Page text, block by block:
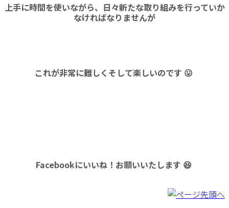
上手に時間を使いながら、日々新たな取り組みを行っていか
なければなりませんが
これが非常に難しくそして楽しいのです 😛
Facebookにいいね！お願いいたします 😆